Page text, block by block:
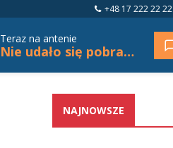
+48 17 222 22 22
Teraz na antenie
Nie udało się pobrać tytułu.
NAJNOWSZE